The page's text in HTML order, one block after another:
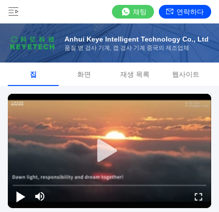
채팅 연락하다
Anhui Keye Intelligent Technology Co., Ltd
품질 병 검사 기계, 캡 검사 기계 중국의 제조업체
집 화면 재생 목록 웹사이트